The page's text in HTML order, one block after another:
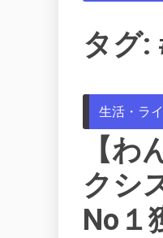
タグ:
生活・ラ
【
クシ
No１